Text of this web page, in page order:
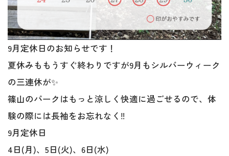
9月定休日のお知らせです！
夏休みももうすぐ終わりですが9月もシルバーウィーク
の三連休が✨
篠山のパークはもっと涼しく快適に過ごせるので、体
験の際には長袖をお忘れなく‼️
9月定休日
4日(月)、5日(火)、6日(水)